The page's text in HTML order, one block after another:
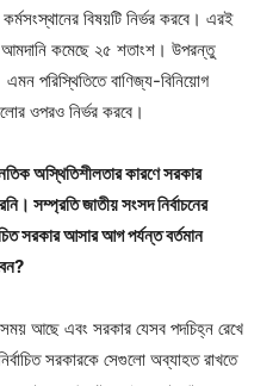
বিষয়টি নির্ভর করবে। এরই
আমদানি কমেছে ২৫ শতাংশ। উপরন্তু
পরিস্থিতিতে বাণিজ্য-বিনিয়োগ
ওপরও নির্ভর করবে।
অস্থিতিশীলতার কারণে সরকার
সম্প্রতি জাতীয় সংসদ নির্বাচনের
সরকার আসার আগ পর্যন্ত বর্তমান
আছে এবং সরকার যেসব পদচিহ্ন রেখে
সরকারকে সেগুলো অব্যাহত রাখতে